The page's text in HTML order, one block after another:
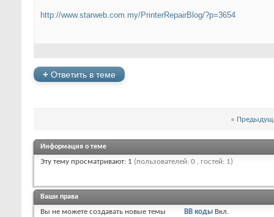
http://www.starweb.com.my/PrinterRepairBlog/?p=3654
+ Ответить в теме
«
Информация о теме
Эту тему просматривают: 1 (пользователей: 0 , гостей: 1)
Ваши права
Вы не можете создавать новые темы
BB коды Вкл.